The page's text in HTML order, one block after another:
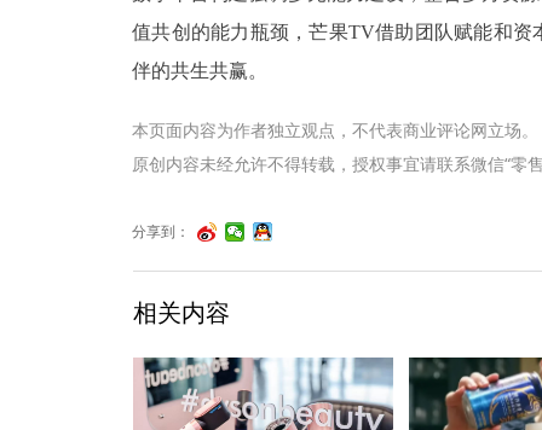
值共创的能力瓶颈，芒果TV借助团队赋能和
伴的共生共赢。
相关内容
分享到：
本页面内容为作者独立观点，不代表商业评论网立场。
原创内容未经允许不得转载，授权事宜请联系微信“